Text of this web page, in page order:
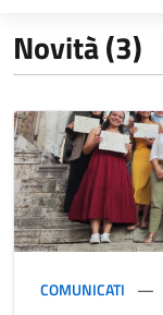
Novità (3)
COMUNICATI